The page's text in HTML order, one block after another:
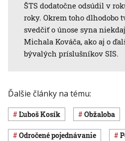
ŠTS dodatočne odsúdil v
roky. Okrem toho dlhodobo
svedčiť o únose syna
Michala Kováča, ako aj o
bývalých príslušníkov SIS.
Ďalšie články na tému:
Ľuboš Kosík obžaloba
odročené pojednávanie